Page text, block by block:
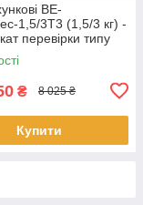
ВЕ-
1,5/3Т3 (1,5/3 кг) -
перевірки типу
₴ 8 025 ₴
Купити